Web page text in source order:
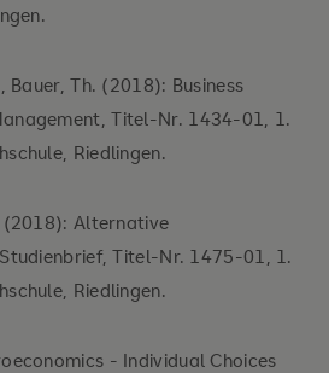
Bauer, Th. (2018): Business
Titel-Nr. 1434-01, 1.
Riedlingen.
(2018): Alternative
Titel-Nr. 1475-01, 1.
Riedlingen.
- Individual Choices